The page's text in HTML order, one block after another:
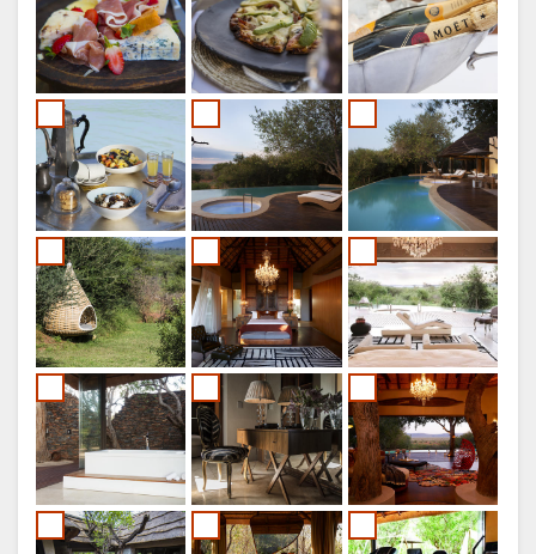
HOLANDÊS
NORWEGIAN
SWEDISH
DANISH
CHINESE
(SIMPLIFIED)
INGLÊS